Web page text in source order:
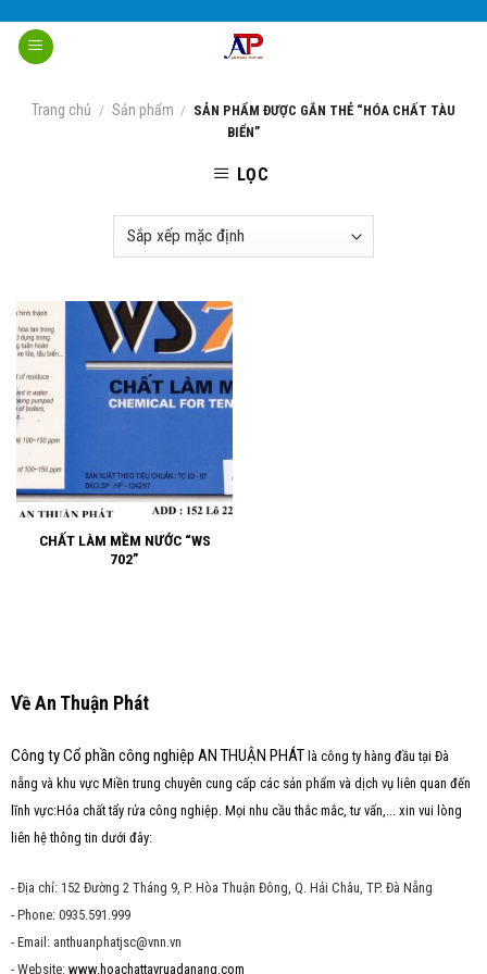
content
Trang chủ / Sản phẩm / SẢN PHẨM ĐƯỢC GẮN THẺ “HÓA CHẤT TÀU
BIỂN”
LỌC
CHẤT LÀM MỀM NƯỚC “WS
702”
Về An Thuận Phát
Công ty Cổ phần công nghiệp AN THUẬN PHÁT là công ty hàng đầu tại Đà
nẵng và khu vực Miền trung chuyên cung cấp các sản phẩm và dịch vụ liên quan đến
lĩnh vực:Hóa chất tẩy rửa công nghiệp. Mọi nhu cầu thắc mắc, tư vấn,... xin vui lòng
liên hệ thông tin dưới đây:
- Địa chỉ: 152 Đường 2 Tháng 9, P. Hòa Thuận Đông, Q. Hải Châu, TP. Đà Nẵng
- Phone: 0935.591.999
- Email: anthuanphatjsc@vnn.vn
- Website: www.hoachattayruadanang.com